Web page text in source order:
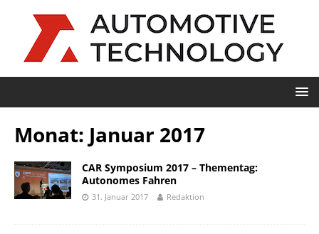
Monat: Januar 2017
CAR Symposium 2017 – Thementag:
Autonomes Fahren
31. Januar 2017 Redaktion